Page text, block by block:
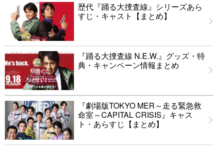
歴代『踊る大捜査線』シリーズあら
すじ・キャスト【まとめ】
『踊る大捜査線 N.E.W.』グッズ・特
典・キャンペーン情報まとめ
『劇場版TOKYO MER～走る緊急救
命室～CAPITAL CRISIS』キャス
ト・あらすじ【まとめ】